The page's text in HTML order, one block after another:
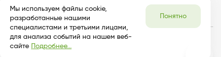
Мы используем файлы cookie,
разработанные нашими
специалистами и третьими лицами,
для анализа событий на нашем веб-
сайте Подробнее...
Понятно